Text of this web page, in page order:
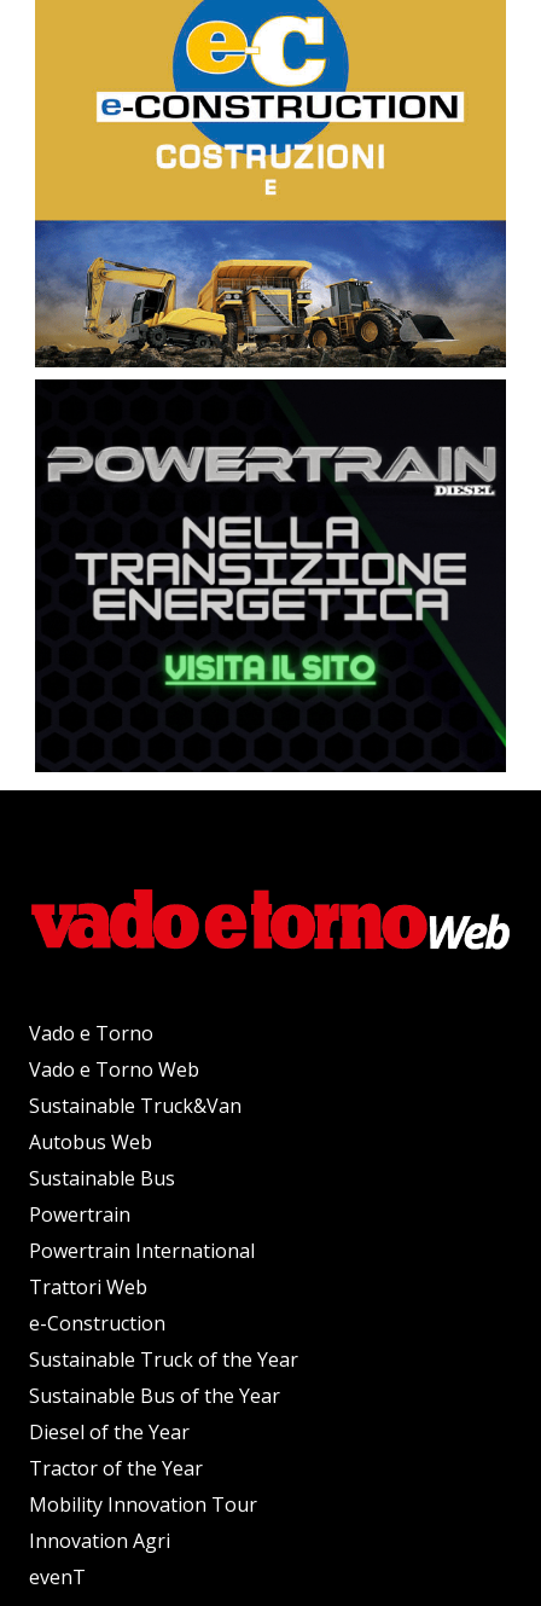
Vado e Torno
Vado e Torno Web
Sustainable Truck&Van
Autobus Web
Sustainable Bus
Powertrain
Powertrain International
Trattori Web
e-Construction
Sustainable Truck of the Year
Sustainable Bus of the Year
Diesel of the Year
Tractor of the Year
Mobility Innovation Tour
Innovation Agri
evenT